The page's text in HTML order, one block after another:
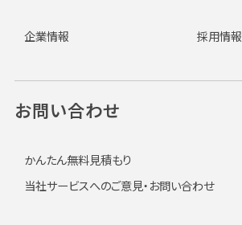
企業情報 採用情報
お問い合わせ
かんたん無料見積もり
当社サービスへのご意見・お問い合わせ